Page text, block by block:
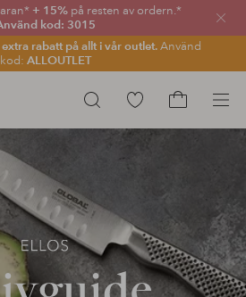
+ 15% på resten av ordern.*
kod: 3015
rabatt på allt i vår outlet.Använd
kod: ALLOUTLET
Sök
Gå
favoritmarkerade
produkter